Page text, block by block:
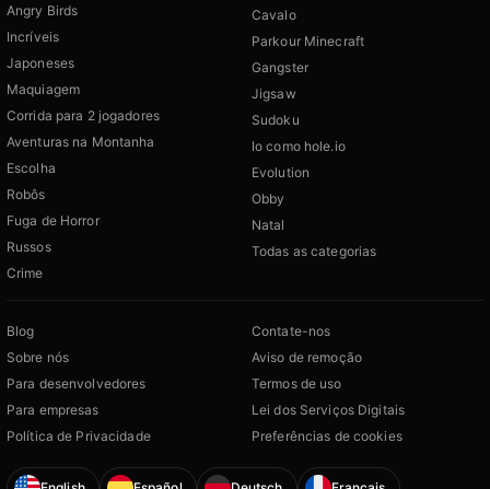
Angry Birds
Incríveis
Japoneses
Maquiagem
Corrida para 2 jogadores
Aventuras na Montanha
Escolha
Robôs
Fuga de Horror
Russos
Crime
Cavalo
Parkour Minecraft
Gangster
Jigsaw
Sudoku
Io como hole.io
Evolution
Obby
Natal
Todas as categorias
Blog
Sobre nós
Para desenvolvedores
Para empresas
Política de Privacidade
Contate-nos
Aviso de remoção
Termos de uso
Lei dos Serviços Digitais
Preferências de cookies